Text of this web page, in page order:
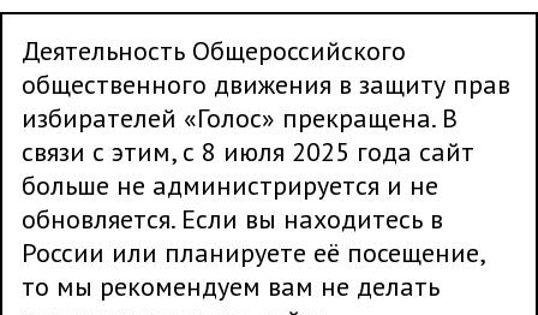
Деятельность Общероссийского
общественного движения в защиту прав
избирателей «Голос» прекращена. В
связи с этим, с 8 июля 2025 года сайт
больше не администрируется и не
обновляется. Если вы находитесь в
России или планируете её посещение,
то мы рекомендуем вам не делать